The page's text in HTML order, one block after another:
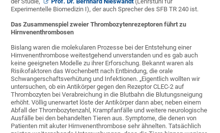
Experimentelle Biomedizin I), der auch Sprecher des SFB TR 240 ist.
Das Zusammenspiel zweier Thrombozytenrezeptoren führt zu
Hirnvenenthrombosen
Bislang waren die molekularen Prozesse bei der Entstehung einer
Hirnvenenthrombose weitestgehend unverstanden und es gab auch
keine geeigneten Modelle zu ihrer Erforschung. Bekannt waren als
Risikofaktoren das Wochenbett nach Entbindung, die orale
Schwangerschaftsverhütung und Infektionen. „Eigentlich wollten wir
untersuchen, ob ein Antikörper gegen den Rezeptor CLEC-2 auf
Thrombozyten bei Verabreichung in die Blutbahn die Blutungsneigung
erhöht. Völlig unerwartet löste der Antikörper dann aber, neben einem
Abfall der Thrombozytenzahl, Krampfanfälle und weitere neurologische
Ausfälle bei den behandelten Tieren aus. Symptome, die denen von
Patienten mit akuter Hirnvenenthrombose sehr ähnelten. Tatsächlich